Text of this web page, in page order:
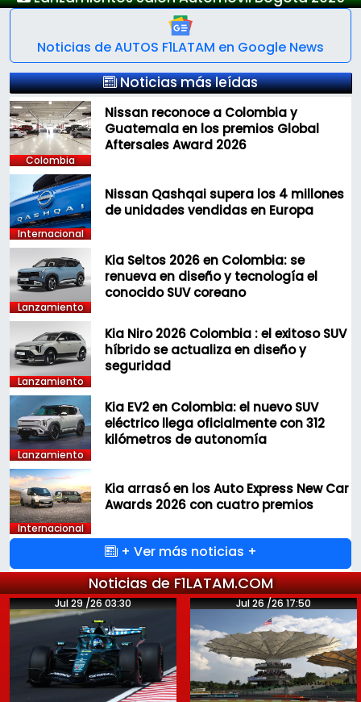
Noticias de AUTOS F1LATAM en Google News
Noticias más leídas
Colombia
Nissan reconoce a Colombia y
Guatemala en los premios Global
Aftersales Award 2026
Internacional
Nissan Qashqai supera los 4 millones
de unidades vendidas en Europa
Lanzamiento
Kia Seltos 2026 en Colombia: se
renueva en diseño y tecnología el
conocido SUV coreano
Lanzamiento
Kia Niro 2026 Colombia : el exitoso SUV
híbrido se actualiza en diseño y
seguridad
Lanzamiento
Kia EV2 en Colombia: el nuevo SUV
eléctrico llega oficialmente con 312
kilómetros de autonomía
Internacional
Kia arrasó en los Auto Express New Car
Awards 2026 con cuatro premios
+ Ver más noticias +
Noticias de F1LATAM.COM
Jul 29 /26 03:30 Jul 26 /26 17:50